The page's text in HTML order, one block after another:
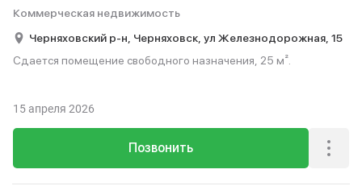
Коммерческая недвижимость
Черняховский р-н, Черняховск, ул Железнодорожная, 15
Сдается помещение свободного назначения, 25 м².
Позвонить
15 апреля 2026